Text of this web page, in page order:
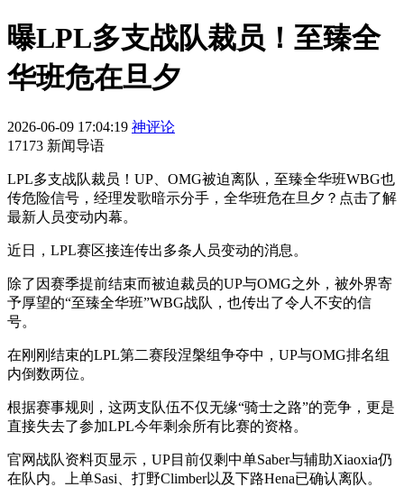
曝LPL多支战队裁员！至臻全
华班危在旦夕
2026-06-09 17:04:19 神评论
17173 新闻导语
LPL多支战队裁员！UP、OMG被迫离队，至臻全华班WBG也
传危险信号，经理发歌暗示分手，全华班危在旦夕？点击了解
最新人员变动内幕。
近日，LPL赛区接连传出多条人员变动的消息。
除了因赛季提前结束而被迫裁员的UP与OMG之外，被外界寄
予厚望的“至臻全华班”WBG战队，也传出了令人不安的信
号。
在刚刚结束的LPL第二赛段涅槃组争夺中，UP与OMG排名组
内倒数两位。
根据赛事规则，这两支队伍不仅无缘“骑士之路”的竞争，更是
直接失去了参加LPL今年剩余所有比赛的资格。
官网战队资料页显示，UP目前仅剩中单Saber与辅助Xiaoxia仍
在队内。上单Sasi、打野Climber以及下路Hena已确认离队。